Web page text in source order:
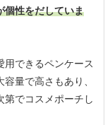
個性をだしていま
用できるペンケース
量で高さもあり、
第でコスメポーチし